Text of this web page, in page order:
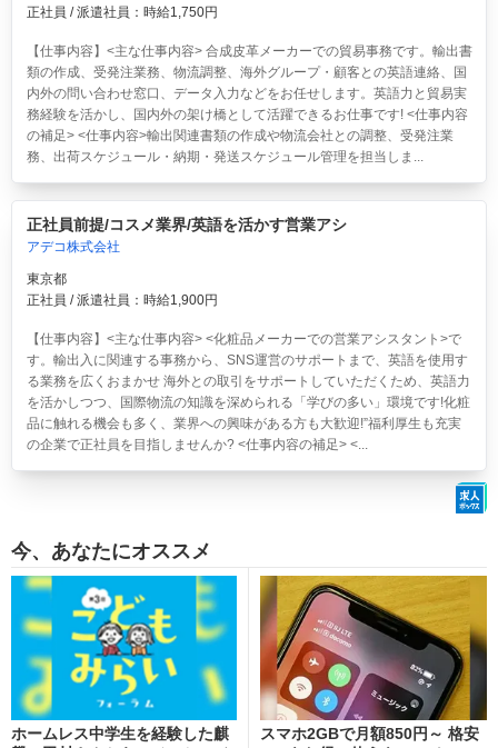
正社員 / 派遣社員：時給1,750円
【仕事内容】<主な仕事内容> 合成皮革メーカーでの貿易事務です。輸出書
類の作成、受発注業務、物流調整、海外グループ・顧客との英語連絡、国
内外の問い合わせ窓口、データ入力などをお任せします。英語力と貿易実
務経験を活かし、国内外の架け橋として活躍できるお仕事です! <仕事内容
の補足> <仕事内容>輸出関連書類の作成や物流会社との調整、受発注業
務、出荷スケジュール・納期・発送スケジュール管理を担当しま...
正社員前提/コスメ業界/英語を活かす営業アシ
アデコ株式会社
東京都
正社員 / 派遣社員：時給1,900円
【仕事内容】<主な仕事内容> <化粧品メーカーでの営業アシスタント>で
す。輸出入に関連する事務から、SNS運営のサポートまで、英語を使用す
る業務を広くおまかせ 海外との取引をサポートしていただくため、英語力
を活かしつつ、国際物流の知識を深められる「学びの多い」環境です!化粧
品に触れる機会も多く、業界への興味がある方も大歓迎!”福利厚生も充実
の企業で正社員を目指しませんか? <仕事内容の補足> <...
今、あなたにオススメ
ホームレス中学生を経験した麒
スマホ2GBで月額850円～ 格安